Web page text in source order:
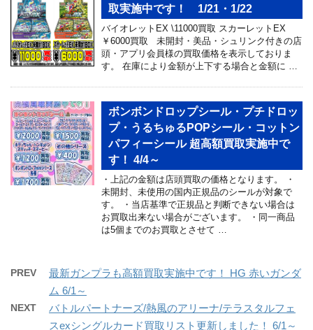
取実施中です！ 1/21・1/22
バイオレットEX \11000買取 スカーレットEX
￥6000買取 未開封・美品・シュリンク付きの店
頭・アプリ会員様の買取価格を表示しておりま
す。 在庫により金額が上下する場合と金額に …
ボンボンドロップシール・プチドロッ
プ・うるちゅるPOPシール・コットン
パフィーシール 超高額買取実施中で
す！ 4/4～
・上記の金額は店頭買取の価格となります。 ・
未開封、未使用の国内正規品のシールが対象で
す。 ・当店基準で正規品と判断できない場合は
お買取出来ない場合がございます。 ・同一商品
は5個までのお買取とさせて …
PREV
最新ガンプラも高額買取実施中です！ HG 赤いガンダ
ム 6/1～
NEXT
バトルパートナーズ/熱風のアリーナ/テラスタルフェ
スexシングルカード買取リスト更新しました！ 6/1～